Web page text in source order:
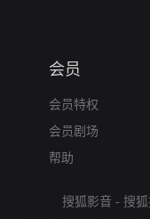
会员
会员特权
会员剧场
帮助
搜狐影音 - 搜